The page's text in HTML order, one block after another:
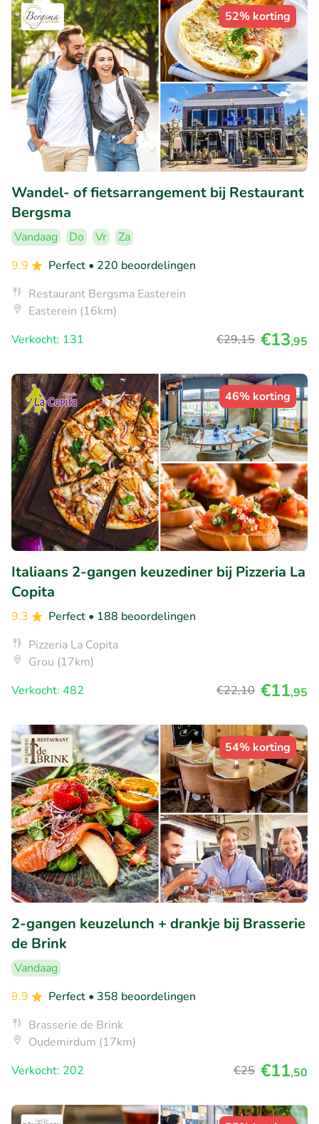
52% korting
Wandel- of fietsarrangement bij Restaurant
Bergsma
Vandaag Do Vr
Za
9.9
Perfect • 220 beoordelingen
Restaurant Bergsma Easterein
Easterein (16km)
Verkocht: 131
€29,15 €13,95
46% korting
Italiaans 2-gangen keuzediner bij Pizzeria La
Copita
9.3 Perfect • 188 beoordelingen
Pizzeria La Copita
Grou (17km)
Verkocht: 482
€22,10 €11,95
54% korting
2-gangen keuzelunch + drankje bij Brasserie
de Brink
Vandaag
9.9
Perfect • 358 beoordelingen
Brasserie de Brink
Oudemirdum (17km)
Verkocht: 202
€25 €11,50